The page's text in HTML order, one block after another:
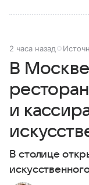
2 часа назад
В
и
В столице